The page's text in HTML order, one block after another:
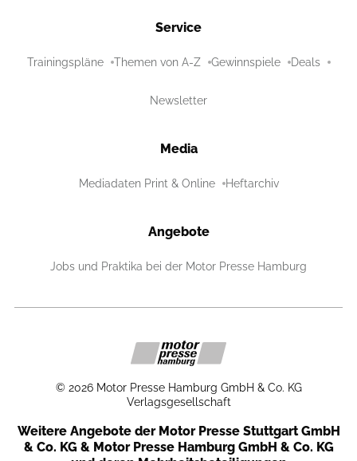
Service
Trainingspläne Themen von A-Z Gewinnspiele Deals
Newsletter
Media
Mediadaten Print & Online Heftarchiv
Angebote
Jobs und Praktika bei der Motor Presse Hamburg
© 2026 Motor Presse Hamburg GmbH & Co. KG
Verlagsgesellschaft
Weitere Angebote der Motor Presse Stuttgart GmbH
& Co. KG & Motor Presse Hamburg GmbH & Co. KG